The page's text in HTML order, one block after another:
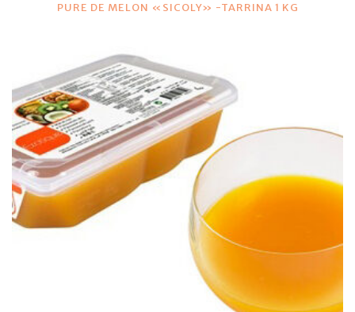
PURE DE MELON «SICOLY» -TARRINA 1 KG